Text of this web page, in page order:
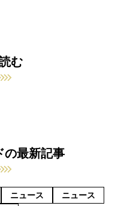
む
の最新記事
ニュース
ニュース